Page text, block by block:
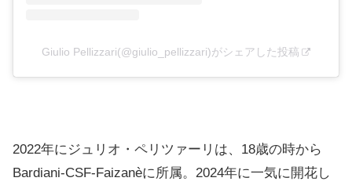
Giulio Pellizzari(@giulio_pellizzari)がシェアした投稿
2022年にジュリオ・ペリツァーリは、18歳の時から
Bardiani-CSF-Faizanèに所属。2024年に一気に開花し